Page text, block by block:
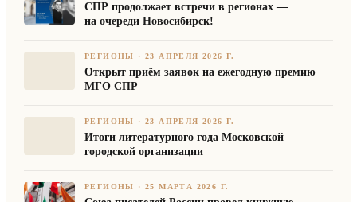
СПР продолжает встречи в регионах —
на очереди Новосибирск!
РЕГИОНЫ ·23 АПРЕЛЯ 2026 Г.
Открыт приём заявок на ежегодную премию
МГО СПР
РЕГИОНЫ ·23 АПРЕЛЯ 2026 Г.
Итоги литературного года Московской
городской организации
РЕГИОНЫ ·25 МАРТА 2026 Г.